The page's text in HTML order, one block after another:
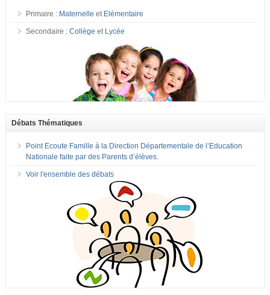
Primaire : Maternelle et Elémentaire
Secondaire : Collège et Lycée
Débats Thématiques
Point Ecoute Famille à la Direction Départementale de l’Education
Nationale faite par des Parents d’élèves.
Voir l'ensemble des débats